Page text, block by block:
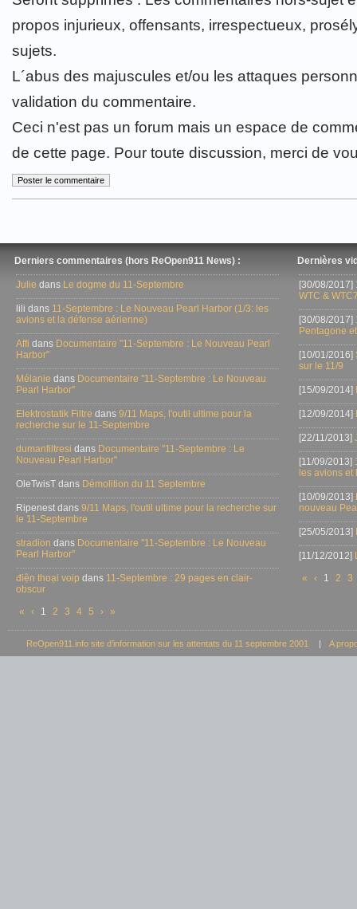
propos injurieux, offensants, irrespectueux,
sujets.
L´abus des majuscules et/ou les attaques
validation du commentaire.
Ceci n'est pas un forum mais un espace de
de cette page. Pour toute discussion, merci de
Derniers commentaires (hors ReOpen911 News) :
Julie dans Le dogme du 11-Septembre
lili dans 11-Septembre : Le Nouveau Pearl Harbor (1/3: les
avions et la défense aérienne)
Affi dans Documentaire "11-Septembre : Le Nouveau Pearl
Harbor"
Mélanie dans Documentaire "11-Septembre : Le Nouveau
Pearl Harbor"
Elektrostatik Filtre dans 9/11 Maps, l'outil ultime pour la
recherche sur le 11-Septembre
dumanfiltresi dans Documentaire "11-Septembre : Le
Nouveau Pearl Harbor"
OleTwisT dans Démolition du 11 Septembre
Ripenest dans 9/11 Maps, l'outil ultime pour la recherche sur
le 11-Septembre
stradion dans Documentaire "11-Septembre : Le Nouveau
Pearl Harbor"
điện thoại voip dans 11-Septembre : 29 pages en clair-
obscur
«
‹ 1 2 3 4 5 › »
Dernières
[30/08/2017]
WTC &
[30/08/2017]
Pentagone
[10/01/2016]
sur le 11/9
[15/09/2014]
[12/09/2014]
[22/11/2013]
[11/09/2013]
les avions
[10/09/2013]
nouveau
[25/05/2013]
[11/12/2012]
«
‹ 1 2 3
ReOpen911.info site d’information sur les attentats du 11 septembre 2001 | A